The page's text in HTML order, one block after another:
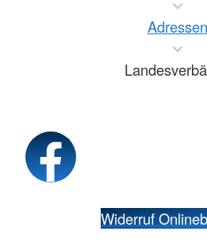
Adressen
Widerruf